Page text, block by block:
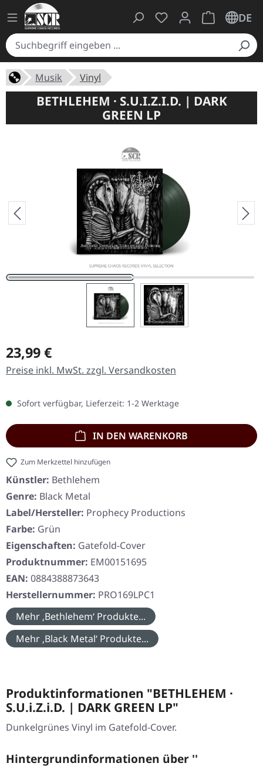
Du hast 0 Produkte
Warenkorb
DE
Musik Vinyl
BETHLEHEM · S.U.I.Z.I.D. | DARK
GREEN LP
Regulärer Preis:
23,99 €
Preise inkl. MwSt. zzgl. Versandkosten
Sofort verfügbar, Lieferzeit: 1-2 Werktage
IN DEN WARENKORB
Zum Merkzettel hinzufügen
Künstler: Bethlehem
Genre: Black Metal
Label/Hersteller: Prophecy Productions
Farbe: Grün
Eigenschaften: Gatefold-Cover
Produktnummer: EM00151695
EAN: 0884388873643
Herstellernummer: PRO169LPC1
Mehr ‚Bethlehem‘ Produkte...
Mehr ‚Black Metal‘ Produkte...
Produktinformationen "BETHLEHEM ·
S.U.i.Z.i.D. | DARK GREEN LP"
Dunkelgrünes Vinyl im Gatefold-Cover.
Hintergrundinformationen über ''